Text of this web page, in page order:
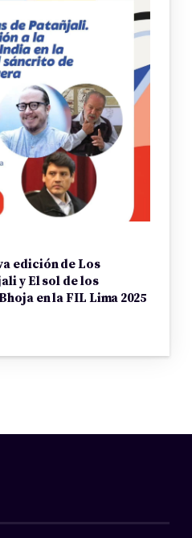
edición de Los
y El sol de los
en la FIL Lima 2025